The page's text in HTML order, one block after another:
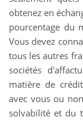
obtenez en
pourcentage du
Vous devez
tous les autres
sociétés
matière de
avec vous ou
solvabilité et du